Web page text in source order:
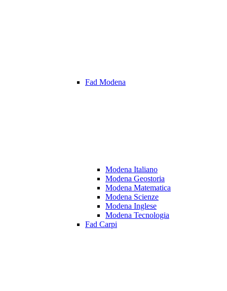
Fad Modena
Modena Italiano
Modena Geostoria
Modena Matematica
Modena Scienze
Modena Inglese
Modena Tecnologia
Fad Carpi